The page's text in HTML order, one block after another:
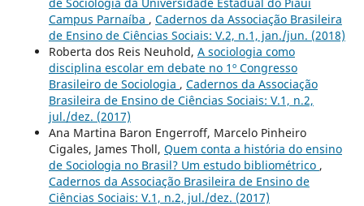
Campus Parnaíba , Cadernos da Associação Brasileira
de Ensino de Ciências Sociais: V.2, n.1, jan./jun. (2018)
Roberta dos Reis Neuhold, A sociologia como
disciplina escolar em debate no 1º Congresso
Brasileiro de Sociologia , Cadernos da Associação
Brasileira de Ensino de Ciências Sociais: V.1, n.2,
jul./dez. (2017)
Ana Martina Baron Engerroff, Marcelo Pinheiro
Cigales, James Tholl, Quem conta a história do ensino
de Sociologia no Brasil? Um estudo bibliométrico ,
Cadernos da Associação Brasileira de Ensino de
Ciências Sociais: V.1, n.2, jul./dez. (2017)